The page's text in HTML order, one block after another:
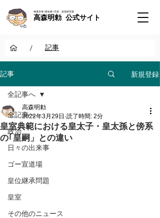
神道学者 / 歴史家 / 天皇・皇室研究者
高森明勅 公式サイト
/ 記事
記事 新規登録
全記事へ
政治
日々の出来事
ゴー宣道場
皇位継承問題
皇室
その他のニュース
全記事へ
皇室典範における皇太子・皇太孫と傍系
の｢皇嗣」との違い
高森明勅
2022年3月29日 読了時間: 2分